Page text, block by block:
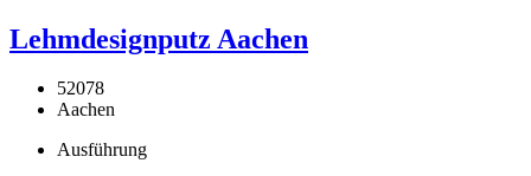
Lehmdesignputz Aachen
52078
Aachen
Ausführung